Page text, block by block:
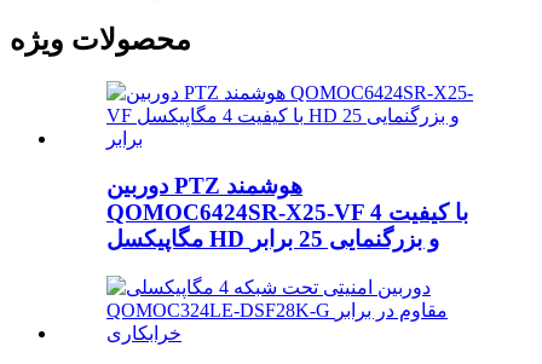
محصولات ویژه
دوربین PTZ هوشمند
QOMOC6424SR-X25-VF با کیفیت 4
مگاپیکسل HD و بزرگنمایی 25 برابر